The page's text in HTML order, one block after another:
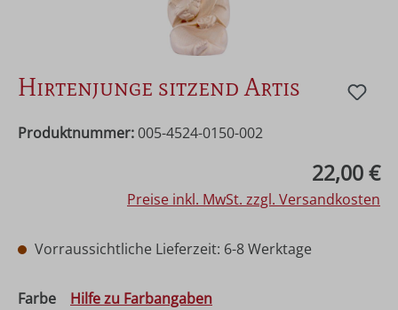
Hirtenjunge sitzend Artis
Produktnummer: 005-4524-0150-002
22,00 €
Preise inkl. MwSt. zzgl. Versandkosten
Vorraussichtliche Lieferzeit: 6-8 Werktage
Farbeauswählen
Hilfe zu Farbangaben